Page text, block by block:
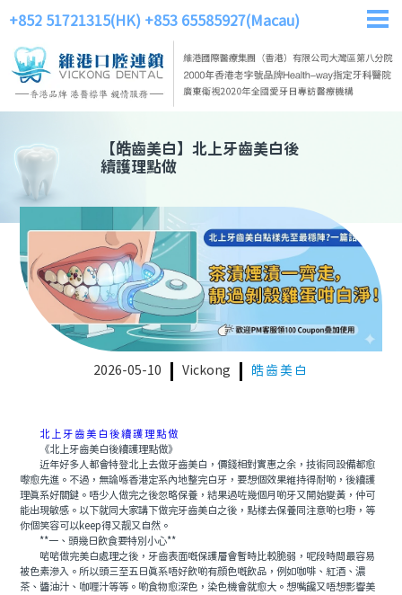
+852 51721315(HK) +853 65585927(Macau)
【皓齒美白】 北上牙齒美白後
續護理點做
2026-05-10 Vickong 皓齒美白
北上牙齒美白後續護理點做
《北上牙齒美白後續護理點做》
近年好多人都會特登北上去做牙齒美白，價錢相對實惠之余，技術同設備都愈
嚟愈先進。不過，無論喺香港定系內地整完白牙，要想個效果維持得耐啲，後續護
理真系好關鍵。唔少人做完之後忽略保養，結果過咗幾個月啲牙又開始變黃，仲可
能出現敏感。以下就同大家講下做完牙齒美白之後，點樣去保養同注意啲乜嘢，等
你個笑容可以keep得又靓又自然。
**一、頭幾日飲食要特別小心**
啱啱做完美白處理之後，牙齒表面嘅保護層會暫時比較脆弱，呢段時間最容易
被色素滲入。所以頭三至五日真系唔好飲啲有顔色嘅飲品，例如咖啡、紅酒、濃
茶、醬油汁、咖喱汁等等。啲食物愈深色，染色機會就愈大。想嘴饞又唔想影響美